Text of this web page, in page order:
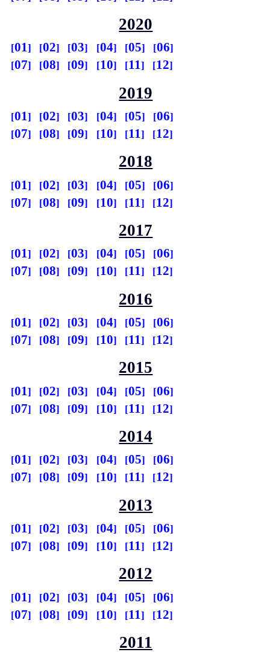
2020
01 02 03 04 05
06
07
08 09 10 11 12
2019
01 02 03 04 05
06
07
08 09 10 11 12
2018
01 02 03 04 05
06
07
08 09 10 11 12
2017
01 02 03 04 05
06
07
08 09 10 11 12
2016
01 02 03 04 05
06
07
08 09 10 11 12
2015
01 02 03 04 05
06
07
08 09 10 11 12
2014
01 02 03 04 05
06
07
08 09 10 11 12
2013
01 02 03 04 05
06
07
08 09 10 11 12
2012
01 02 03 04 05
06
07
08 09 10 11 12
2011